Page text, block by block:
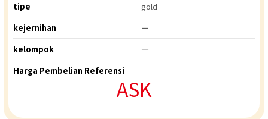
tipe
gold
kejernihan
ー
kelompok
―
Harga Pembelian Referensi
ASK